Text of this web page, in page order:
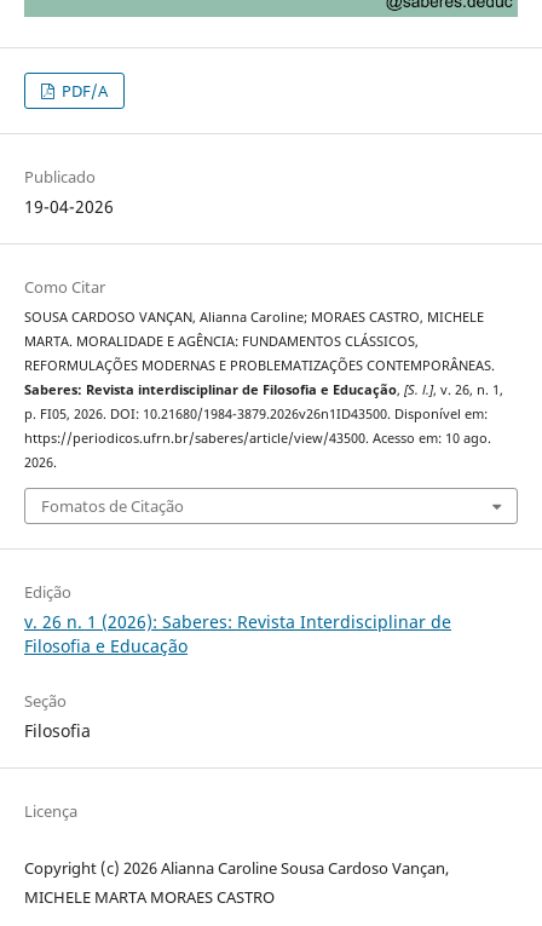
PDF/A
Publicado
19-04-2026
Como Citar
SOUSA CARDOSO VANÇAN, Alianna Caroline; MORAES CASTRO, MICHELE
MARTA. MORALIDADE E AGÊNCIA: FUNDAMENTOS CLÁSSICOS,
REFORMULAÇÕES MODERNAS E PROBLEMATIZAÇÕES CONTEMPORÂNEAS.
Saberes: Revista interdisciplinar de Filosofia e Educação, [S. l.], v. 26, n. 1,
p. FI05, 2026. DOI: 10.21680/1984-3879.2026v26n1ID43500. Disponível em:
https://periodicos.ufrn.br/saberes/article/view/43500. Acesso em: 10 ago.
2026.
Fomatos de Citação
Edição
v. 26 n. 1 (2026): Saberes: Revista Interdisciplinar de
Filosofia e Educação
Seção
Filosofia
Licença
Copyright (c) 2026 Alianna Caroline Sousa Cardoso Vançan,
MICHELE MARTA MORAES CASTRO